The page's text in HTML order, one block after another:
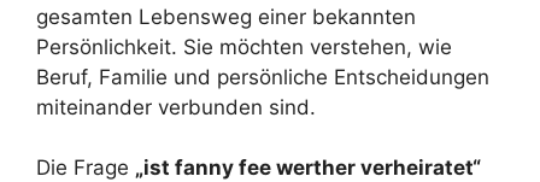
gesamten Lebensweg einer bekannten
Persönlichkeit. Sie möchten verstehen, wie
Beruf, Familie und persönliche Entscheidungen
miteinander verbunden sind.
Die Frage „ist fanny fee werther verheiratet“